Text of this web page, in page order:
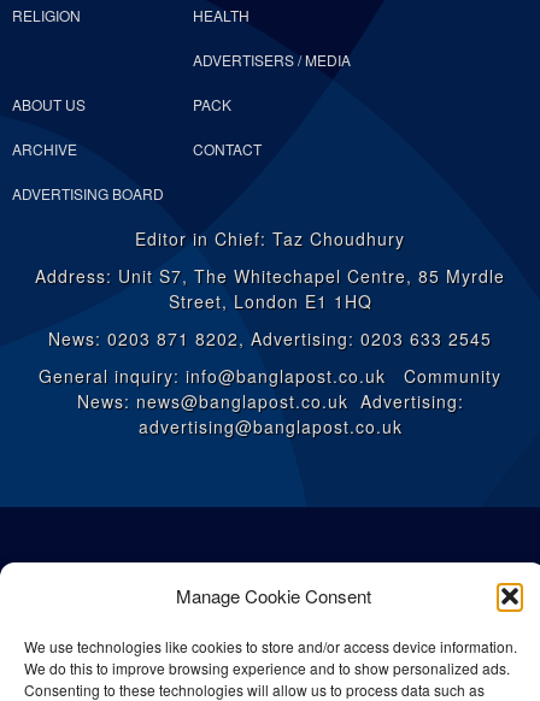
Manage Cookie Consent
We use technologies like cookies to store and/or access device information.
We do this to improve browsing experience and to show personalized ads.
Consenting to these technologies will allow us to process data such as
RELIGION HEALTH
ABOUT US
ADVERTISERS / MEDIA
PACK
ARCHIVE CONTACT
ADVERTISING BOARD
Editor in Chief: Taz Choudhury
Address: Unit S7, The Whitechapel Centre, 85 Myrdle
Street, London E1 1HQ
News: 0203 871 8202, Advertising: 0203 633 2545
General inquiry: info@banglapost.co.uk Community
News: news@banglapost.co.uk Advertising:
advertising@banglapost.co.uk